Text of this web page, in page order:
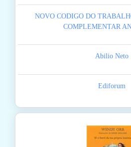
NOVO CODIGO DO
COMPLEMENTAR
Abilio Neto
Ediforum